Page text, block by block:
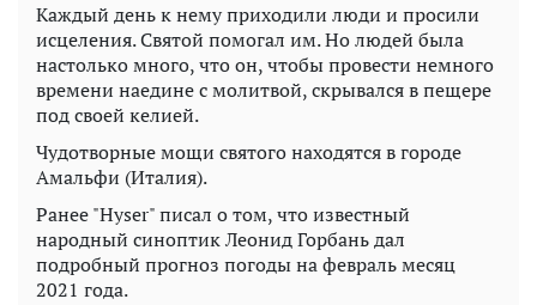
Каждый день к нему приходили люди и просили
исцеления. Святой помогал им. Но людей была
настолько много, что он, чтобы провести немного
времени наедине с молитвой, скрывался в пещере
под своей келией.
Чудотворные мощи святого находятся в городе
Амальфи (Италия).
Ранее "Hyser" писал о том, что известный
народный синоптик Леонид Горбань дал
подробный прогноз погоды на февраль месяц
2021 года.